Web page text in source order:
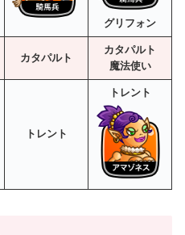
グリフォン
カタパルト
カタパルト
魔法使い
トレント
トレント